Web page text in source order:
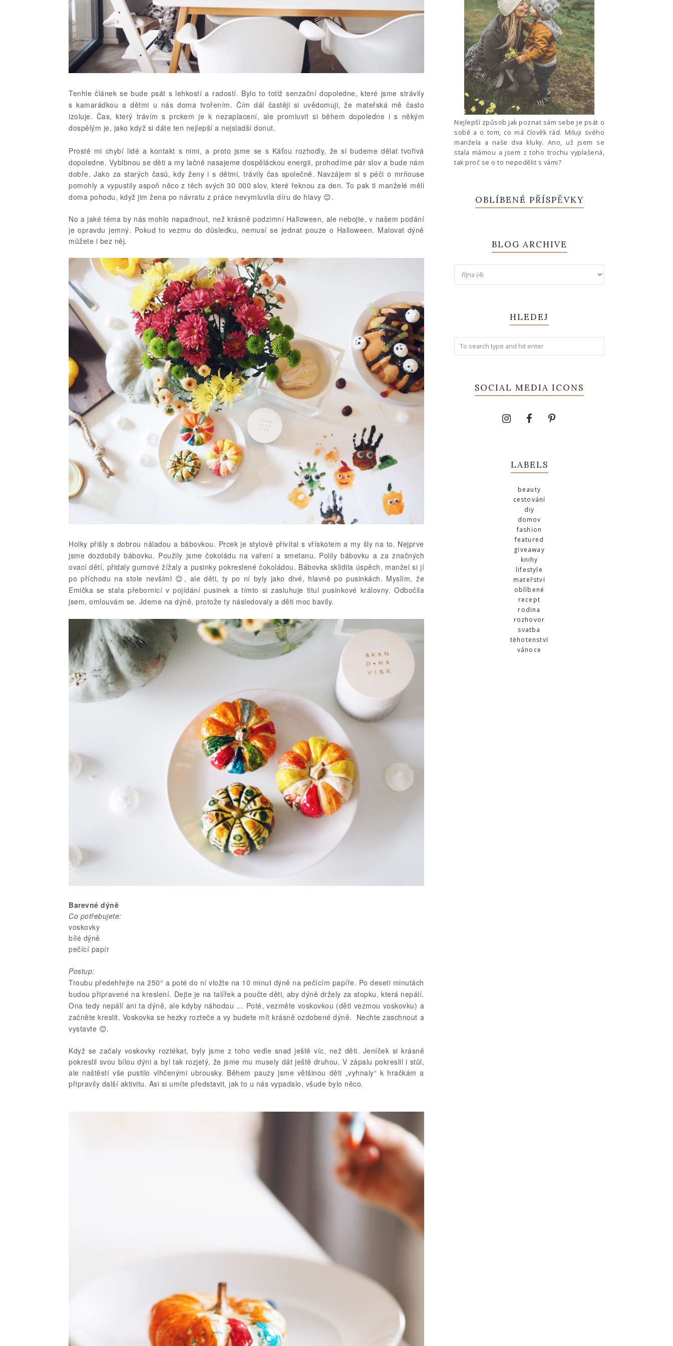
Tenhle článek se bude psát s lehkostí a radostí. Bylo to totiž senzační dopoledne, které jsme strávily
s kamarádkou a dětmi u nás doma tvořením. Čím dál častěji si uvědomuji, že mateřská mě často
izoluje. Čas, který trávím s prckem je k nezaplacení, ale promluvit si během dopoledne i s někým
dospělým je, jako když si dáte ten nejlepší a nejsladší donut.
Prostě mi chybí lidé a kontakt s nimi, a proto jsme se s Káťou rozhodly, že si budeme dělat tvořivá
dopoledne. Vyblbnou se děti a my lačně nasajeme dospěláckou energii, prohodíme pár slov a bude nám
dobře. Jako za starých časů, kdy ženy i s dětmi, trávily čas společně. Navzájem si s péči o mrňouse
pomohly a vypustily aspoň něco z těch svých 30 000 slov, které řeknou za den. To pak ti manželé měli
doma pohodu, když jim žena po návratu z práce nevymluvila díru do hlavy 😊.
No a jaké téma by nás mohlo napadnout, než krásně podzimní Halloween, ale nebojte, v našem podání
je opravdu jemný. Pokud to vezmu do důsledku, nemusí se jednat pouze o Halloween. Malovat dýně
můžete i bez něj.
Holky přišly s dobrou náladou a bábovkou. Prcek je stylově přivítal s vřískotem a my šly na to. Nejprve
jsme dozdobily bábovku. Použily jsme čokoládu na vaření a smetanu. Polily bábovku a za značných
ovací dětí, přidaly gumové žížaly a pusinky pokreslené čokoládou. Bábovka sklidila úspěch, manžel si jí
po příchodu na stole nevšiml 😊 , ale děti, ty po ní byly jako divé, hlavně po pusinkách. Myslím, že
Emička se stala přebornicí v pojídání pusinek a tímto si zasluhuje titul pusinkové královny. Odbočila
jsem, omlouvám se. Jdeme na dýně, protože ty následovaly a děti moc bavily.
Barevné dýně
Co potřebujete:
voskovky
bílé dýně
pečící papír
Postup:
Troubu předehřejte na 250° a poté do ní vložte na 10 minut dýně na pečícím papíře. Po deseti minutách
budou připravené na kreslení. Dejte je na talířek a poučte děti, aby dýně držely za stopku, která nepálí.
Ona tedy nepálí ani ta dýně, ale kdyby náhodou … Poté, vezměte voskovkou (děti vezmou voskovku) a
začněte kreslit. Voskovka se hezky rozteče a vy budete mít krásně ozdobené dýně. Nechte zaschnout a
vystavte 😊.
Když se začaly voskovky roztékat, byly jsme z toho vedle snad ještě víc, než děti. Jeníček si krásně
pokreslil svou bílou dýni a byl tak rozjetý, že jsme mu musely dát ještě druhou. V zápalu pokreslil i stůl,
ale naštěstí vše pustilo vlhčenými ubrousky. Během pauzy jsme většinou děti „vyhnaly“ k hračkám a
připravily další aktivitu. Asi si umíte představit, jak to u nás vypadalo, všude bylo něco.
Nejlepší způsob jak poznat sám sebe je psát o
sobě a o tom, co má člověk rád. Miluji svého
manžela a naše dva kluky. Ano, už jsem se
stala mámou a jsem z toho trochu vyplašená,
tak proč se o to nepodělit s vámi?
OBLÍBENÉ PŘÍSPĚVKY
BLOG ARCHIVE
HLEDEJ
SOCIAL MEDIA ICONS
LABELS
beauty
cestování
diy
domov
fashion
featured
giveaway
knihy
lifestyle
mateřství
oblíbené
recept
rodina
rozhovor
svatba
těhotenství
vánoce